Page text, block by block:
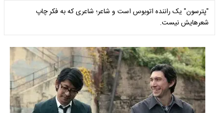
"پترسون" یک راننده اتوبوس است و شاعر؛ شاعری که به فکر چاپ
شعرهایش نیست.